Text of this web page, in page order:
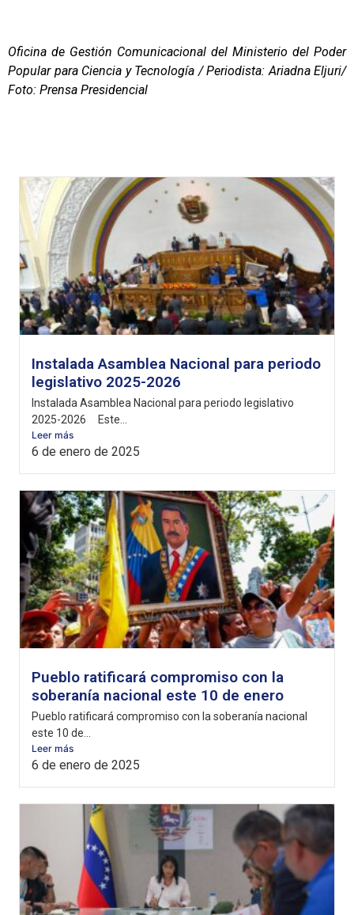
Oficina de Gestión Comunicacional del Ministerio del Poder
Popular para Ciencia y Tecnología / Periodista: Ariadna Eljuri/
Foto: Prensa Presidencial
Instalada Asamblea Nacional para periodo
legislativo 2025-2026
Instalada Asamblea Nacional para periodo legislativo
2025-2026 Este...
Leer más
6 de enero de 2025
Pueblo ratificará compromiso con la
soberanía nacional este 10 de enero
Pueblo ratificará compromiso con la soberanía nacional
este 10 de...
Leer más
6 de enero de 2025